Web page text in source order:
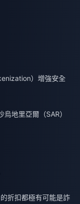
）增強安全
地里亞爾（SAR）
折扣都極有可能是詐